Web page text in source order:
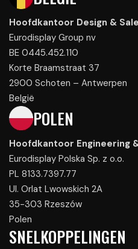
Hoofdkantoor Design &
Eurodisplay Group nv
BE 0445.452.110
Korte Braamstraat 37
2900 Schoten – Antwerpen
België
POLEN
Hoofdkantoor Engineering
Eurodisplay Polska Sp. z o.o.
PL 8133.7397.77
Ul. Orlat Lwowskich 2A
35-303 Rzeszów
Polen
SNELKOPPELINGEN